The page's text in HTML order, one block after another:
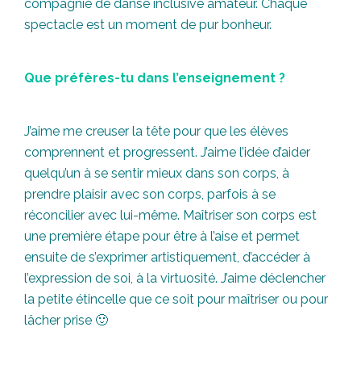
compagnie de danse inclusive amateur. Chaque
spectacle est un moment de pur bonheur.
Que préfères-tu dans l’enseignement ?
J’aime me creuser la tête pour que les élèves
comprennent et progressent. J’aime l’idée d’aider
quelqu’un à se sentir mieux dans son corps, à
prendre plaisir avec son corps, parfois à se
réconcilier avec lui-même. Maîtriser son corps est
une première étape pour être à l’aise et permet
ensuite de s’exprimer artistiquement, d’accéder à
l’expression de soi, à la virtuosité. J’aime déclencher
la petite étincelle que ce soit pour maîtriser ou pour
lâcher prise 🙂